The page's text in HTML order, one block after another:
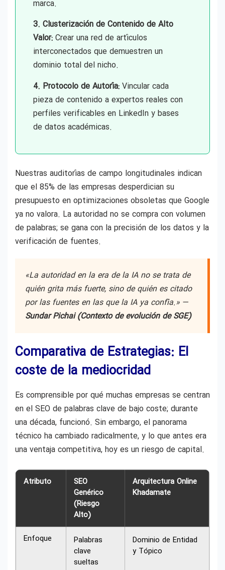
marca.
3. Clusterización de Contenido de Alto
Valor: Crear una red de artículos
interconectados que demuestren un
dominio total del nicho.
4. Protocolo de Autoría: Vincular cada
pieza de contenido a expertos reales con
perfiles verificables en LinkedIn y bases
de datos académicas.
Nuestras auditorías de campo longitudinales indican
que el 85% de las empresas desperdician su
presupuesto en optimizaciones obsoletas que Google
ya no valora. La autoridad no se compra con volumen
de palabras; se gana con la precisión de los datos y la
verificación de fuentes.
«La autoridad en la era de la IA no se trata de
quién grita más fuerte, sino de quién es citado
por las fuentes en las que la IA ya confía.» —
Sundar Pichai (Contexto de evolución de SGE)
Comparativa de Estrategias: El
coste de la mediocridad
Es comprensible por qué muchas empresas se centran
en el SEO de palabras clave de bajo coste; durante
una década, funcionó. Sin embargo, el panorama
técnico ha cambiado radicalmente, y lo que antes era
una ventaja competitiva, hoy es un riesgo de capital.
Atributo
SEO
Genérico
(Riesgo
Alto)
Arquitectura Online
Khadamate
Enfoque
Palabras
clave
sueltas
Dominio de Entidad
y Tópico